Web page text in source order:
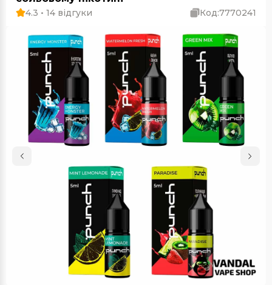
4.3 • 14 відгуки Код:7770241